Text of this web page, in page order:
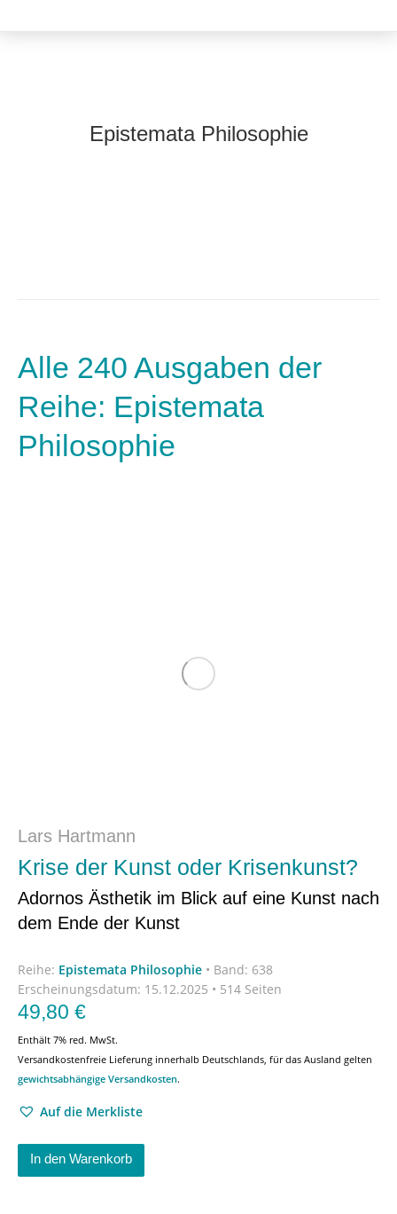
Epistemata Philosophie
Alle 240 Ausgaben der
Reihe: Epistemata
Philosophie
Lars Hartmann
Krise der Kunst oder Krisenkunst?
Adornos Ästhetik im Blick auf eine Kunst nach
dem Ende der Kunst
Reihe: Epistemata Philosophie • Band: 638
Erscheinungsdatum: 15.12.2025 • 514 Seiten
49,80 €
Enthält 7% red. MwSt.
Versandkostenfreie Lieferung innerhalb Deutschlands, für das Ausland gelten
gewichtsabhängige Versandkosten.
Auf die Merkliste
In den Warenkorb